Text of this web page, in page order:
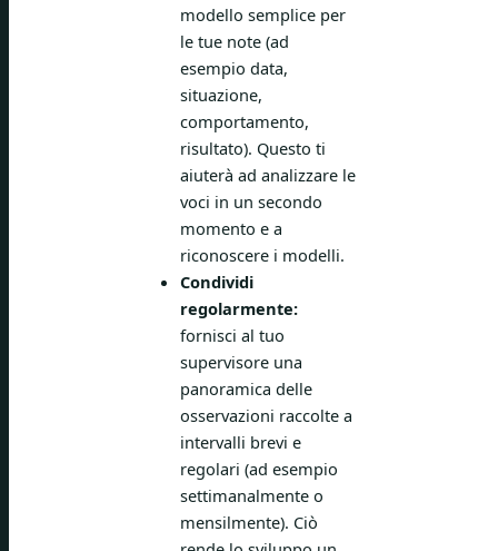
modello semplice per
le tue note (ad
esempio data,
situazione,
comportamento,
risultato). Questo ti
aiuterà ad analizzare le
voci in un secondo
momento e a
riconoscere i modelli.
Condividi
regolarmente:
fornisci al tuo
supervisore una
panoramica delle
osservazioni raccolte a
intervalli brevi e
regolari (ad esempio
settimanalmente o
mensilmente). Ciò